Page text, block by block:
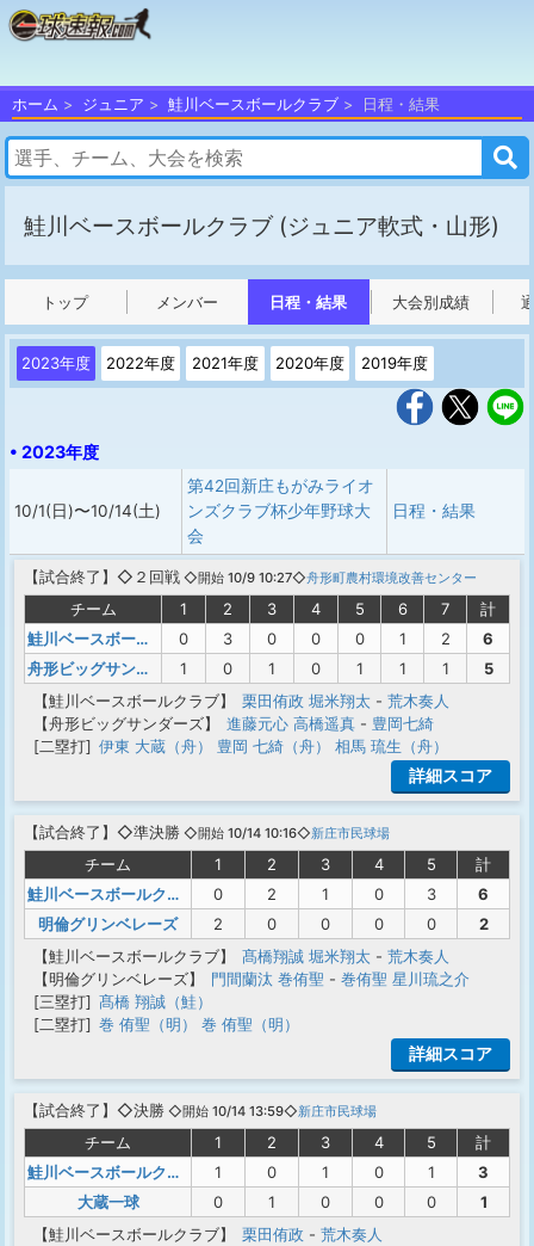
ホーム ジュニア 鮭川ベースボールクラブ 日程・結果
鮭川ベースボールクラブ (ジュニア軟式・山形)
トップ メンバー 日程・結果 大会別成績
2023年度 2022年度 2021年度 2020年度 2019年度
• 2023年度
10/1(日)〜10/14(土)
第42回新庄もがみライオ
ンズクラブ杯少年野球大
会
日程・結果
【試合終了 】◇２回戦 ◇開始 10/9 10:27◇舟形町農村環境改善センター
チーム 1 2 3 4 5 6 7
計
鮭川ベースボールクラブ
0 3 0 0 0 1 2
6
舟形ビッグサンダーズ
1 0 1 0 1 1 1
5
【鮭川ベースボールクラブ】
栗田侑政 堀米翔太 - 荒木奏人
【舟形ビッグサンダーズ】
進藤元心 高橋遥真 - 豊岡七綺
[二塁打] 伊東 大蔵（舟） 豊岡 七綺（舟） 相馬 琉生（舟）
詳細スコア
【試合終了 】◇準決勝 ◇開始 10/14 10:16◇新庄市民球場
チーム 1 2 3 4 5
計
鮭川ベースボールクラブ
0 2 1 0 3
6
明倫グリンベレーズ
2 0 0 0 0
2
【鮭川ベースボールクラブ】
髙橋翔誠 堀米翔太 - 荒木奏人
【明倫グリンベレーズ】
門間蘭汰 巻侑聖 - 巻侑聖 星川琉之介
[三塁打] 髙橋 翔誠（鮭）
[二塁打] 巻 侑聖（明） 巻 侑聖（明）
詳細スコア
【試合終了 】◇決勝 ◇開始 10/14 13:59◇新庄市民球場
チーム 1 2 3 4 5
計
鮭川ベースボールクラブ
1 0 1 0 1
3
大蔵一球
0 1 0 0 0
1
【鮭川ベースボールクラブ】
栗田侑政 - 荒木奏人